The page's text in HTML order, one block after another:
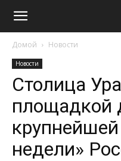
Домой Новости
Новости
Столица
площадкой
крупнейшей
недели»